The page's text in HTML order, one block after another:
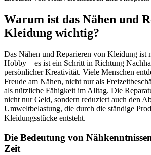
Warum ist das Nähen und
Kleidung wichtig?
Das Nähen und Reparieren von Kleidung ist
Hobby – es ist ein Schritt in Richtung
persönlicher Kreativität. Viele Menschen
Freude am Nähen, nicht nur als
als nützliche Fähigkeit im Alltag. Die
nicht nur Geld, sondern reduziert auch den
Umweltbelastung, die durch die ständige
Kleidungsstücke entsteht.
Die Bedeutung von
Zeit